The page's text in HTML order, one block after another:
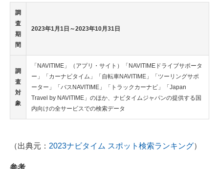
調
査
期
間
2023年1月1日～2023年10月31日
調
査
対
象
「NAVITIME」（アプリ・サイト）「NAVITIMEドライブサポータ
ー」「カーナビタイム」「自転車NAVITIME」「ツーリングサポ
ーター」「バスNAVITIME」「トラックカーナビ」「Japan
Travel by NAVITIME」のほか、ナビタイムジャパンの提供する国
内向けの全サービスでの検索データ
（出典元： 2023ナビタイム スポット検索ランキング）